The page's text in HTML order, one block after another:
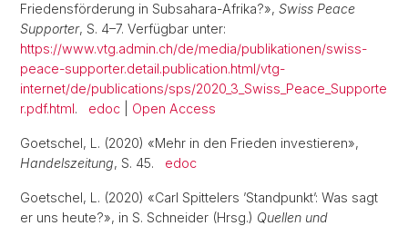
Friedensförderung in Subsahara-Afrika?», Swiss Peace
Supporter, S. 4–7. Verfügbar unter:
https://www.vtg.admin.ch/de/media/publikationen/swiss-
peace-supporter.detail.publication.html/vtg-
internet/de/publications/sps/2020_3_Swiss_Peace_Supporte
r.pdf.html. edoc Open Access
Goetschel, L. (2020) «Mehr in den Frieden investieren»,
Handelszeitung, S. 45. edoc
Goetschel, L. (2020) «Carl Spittelers ’Standpunkt’: Was sagt
er uns heute?», in S. Schneider (Hrsg.) Quellen und